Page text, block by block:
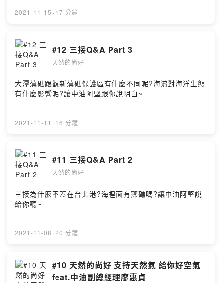
2021-11-15 · 17 分鐘
#12 三接Q&A Part 3
天然的尚好
大潭藻礁跟觀新藻礁保護區有什麼不同呢?海流對海洋生態
有什麼影響呢?讓中油阿堅跟你說明白~
2021-11-11 · 16 分鐘
#11 三接Q&A Part 2
天然的尚好
三接為什麼不蓋在台北港?海裡面有藻礁嗎?讓中油阿堅說
給你聽~
2021-11-08 · 20 分鐘
#10 天然的尚好 支持天然氣 給你好空氣
feat.中油副總經理廖惠貞